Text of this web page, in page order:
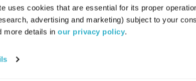
uses cookies that are essential for its proper
advertising and marketing) subject to your
more details in our privacy policy.